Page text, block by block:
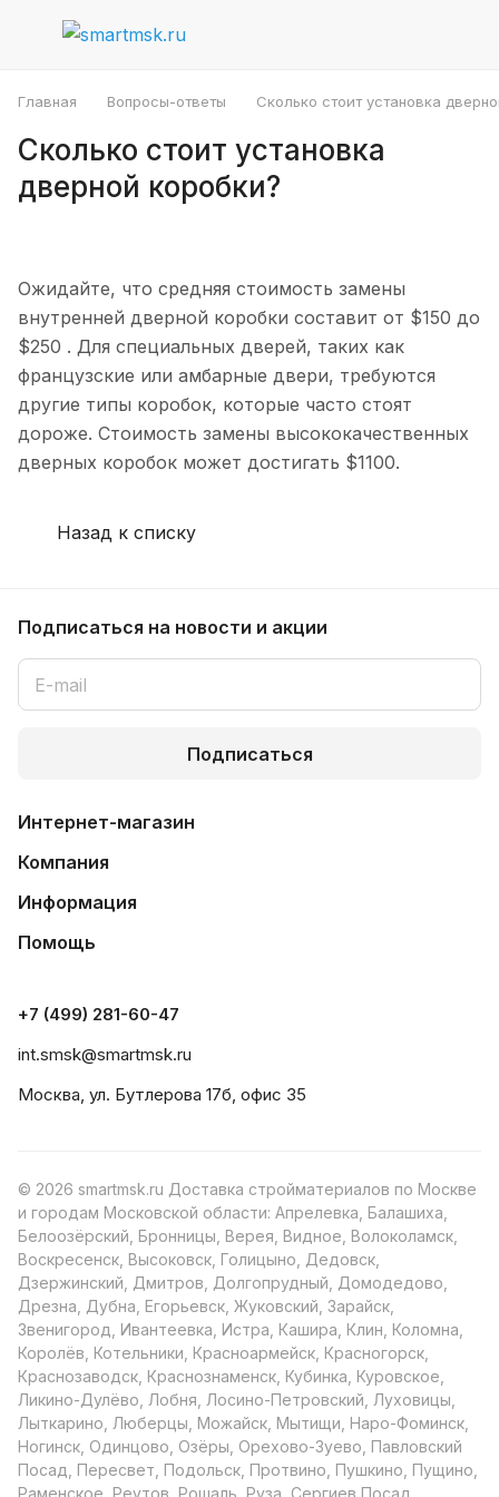
Главная Вопросы-ответы Сколько стоит установка
Сколько стоит установка
дверной коробки?
Ожидайте, что средняя стоимость замены
внутренней дверной коробки составит от $150 до
$250 . Для специальных дверей, таких как
французские или амбарные двери, требуются
другие типы коробок, которые часто стоят
дороже. Стоимость замены высококачественных
дверных коробок может достигать $1100.
Назад к списку
Подписаться на новости и акции
Подписаться
Интернет-магазин
Компания
Информация
Помощь
+7 (499) 281-60-47
int.smsk@smartmsk.ru
Москва, ул. Бутлерова 17б, офис 35
© 2026 smartmsk.ru Доставка стройматериалов по Москве
и городам Московской области: Апрелевка, Балашиха,
Белоозёрский, Бронницы, Верея, Видное, Волоколамск,
Воскресенск, Высоковск, Голицыно, Дедовск,
Дзержинский, Дмитров, Долгопрудный, Домодедово,
Дрезна, Дубна, Егорьевск, Жуковский, Зарайск,
Звенигород, Ивантеевка, Истра, Кашира, Клин, Коломна,
Королёв, Котельники, Красноармейск, Красногорск,
Краснозаводск, Краснознаменск, Кубинка, Куровское,
Ликино-Дулёво, Лобня, Лосино-Петровский, Луховицы,
Лыткарино, Люберцы, Можайск, Мытищи, Наро-Фоминск,
Ногинск, Одинцово, Озёры, Орехово-Зуево, Павловский
Посад, Пересвет, Подольск, Протвино, Пушкино, Пущино,
Раменское, Реутов, Рошаль, Руза, Сергиев Посад,